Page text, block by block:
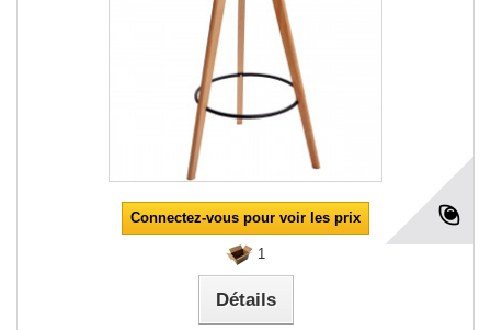
Connectez-vous pour voir les prix
1
Détails